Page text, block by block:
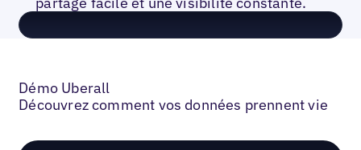
Démo Uberall
Découvrez comment vos données prennent vie